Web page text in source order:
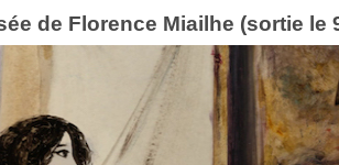
de Florence Miailhe (sortie le